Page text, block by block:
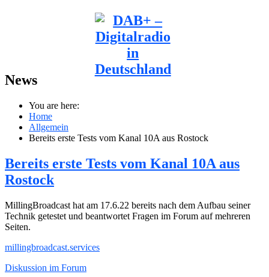
News
You are here:
Home
Allgemein
Bereits erste Tests vom Kanal 10A aus Rostock
Bereits erste Tests vom Kanal 10A aus
Rostock
MillingBroadcast hat am 17.6.22 bereits nach dem Aufbau seiner
Technik getestet und beantwortet Fragen im Forum auf mehreren
Seiten.
millingbroadcast.services
Diskussion im Forum